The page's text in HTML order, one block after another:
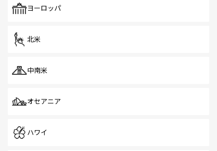
で、ホーカーズは地元の風情を楽しめる外せないスポット
ヨーロッパ
北米
中南米
オセアニア
ハワイ